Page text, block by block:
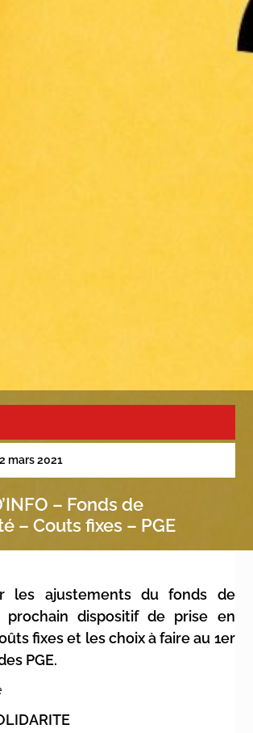
mars 2021
– Fonds de
– Couts fixes – PGE
les ajustements du fonds de
prochain dispositif de prise en
fixes et les choix à faire au 1er
PGE.